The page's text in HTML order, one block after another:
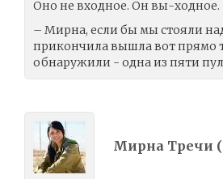
Оно не входное. Он вы-ходное.
– Мирна, если бы мы стояли
прикончила вышла вот прямо
обнаружили - одна из пяти
Мирна Тречи (